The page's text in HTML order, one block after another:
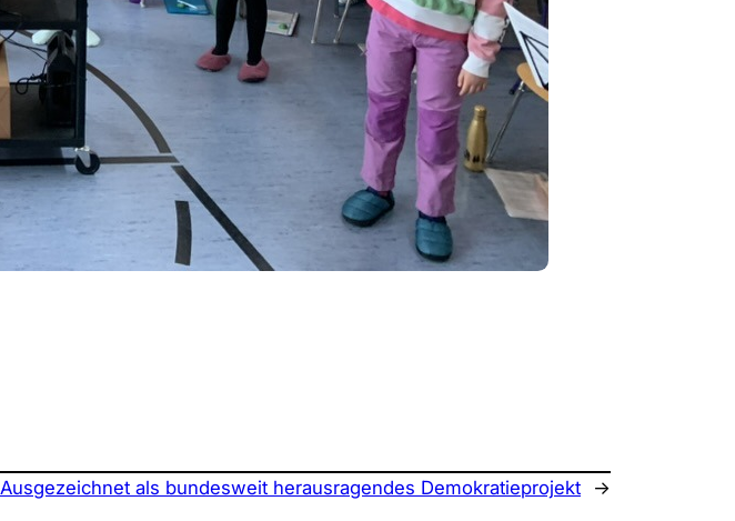
Ausgezeichnet als bundesweit herausragendes Demokratieprojekt →